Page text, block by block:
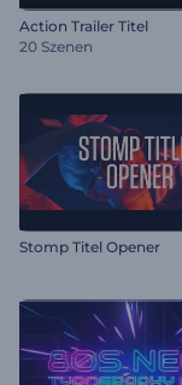
Action Trailer Titel
20 Szenen
Stomp Titel Opener